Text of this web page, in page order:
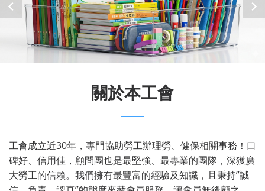
關於本工會
工會成立近30年，專門協助勞工辦理勞、健保相關事務！口
碑好、信用佳，顧問團也是最堅強、最專業的團隊，深獲廣
大勞工的信賴。我們擁有最豐富的經驗及知識，且秉持”誠